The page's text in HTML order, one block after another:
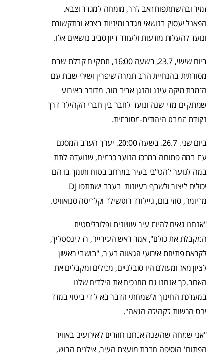
זמיר ובהשתתפות זאב לרר, מומחה למגדר וצבא.
הפאנל יעסוק בנושאי מגדר ומיניות בצבא ובתקשורת
ונועד להעלות מודעות ולעורר דיון סביב נושאים אלו.
ביום שישי, 23.7, בשעה 16:00, תתקיים קבלת שבת
מסורתית בהנחיית הרב תמרה שיפרין ושירי שבת עם
הזמרת מיקה עינג והנגן אביב מור. מדובר באירוע
שמתקיים מדי שנה ונועד לחבר בין חברי הקהילה דרך
נקודת המבט היהודית-מסורתית.
ביום שני, 26.7, בשעה 20:00, יערך הערב המסכם
עם במה פתוחה במרכז הנוער כרמים, שנועדה לתת
במה לנוער להט"בי בעיר במרחב בטוח ותומך בו הם
יכולים ליצור ולשתף רעיונות. בערב ישתתפו DJ
מריומה, סוזי בום, גיילורדרוטשילד וקלריסה סנואוויט.
"אנחנו גאים להיות עיר שוויונית ופלורליסטית
המקבלת את כולם", אמר ראש העירייה, רז קינסטליך,
לקראת פתיחת אירועי הגאווה בעיר, "תושבי ראשון
לציון מאז ומעולם היו סובלניים, מכילים ומקבלים את
האחר. כך אנחנו גם מחנכים את הילדים שלנו
במערכת החינוך ולשמחתי הדבר בא לידי ביטוי במדד
יחס הרשות לקהילה הגאה".
"אני שמחה שהשנה אנחנו חוזרים לאירועים באוויר
הפתוח" הוסיפה חברת מועצת העיר, אילנית הרוש,